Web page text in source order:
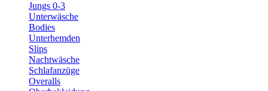
Jungs 0-3
Unterwäsche
Bodies
Unterhemden
Slips
Nachtwäsche
Schlafanzüge
Overalls